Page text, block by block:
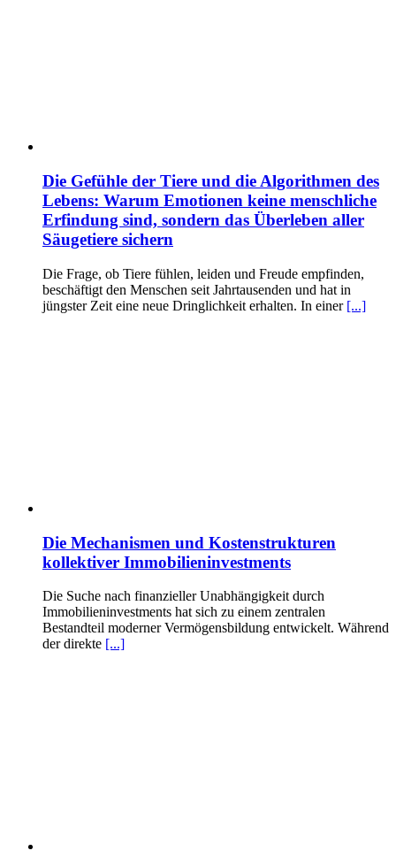
Die Gefühle der Tiere und die Algorithmen des
Lebens: Warum Emotionen keine menschliche
Erfindung sind, sondern das Überleben aller
Säugetiere sichern
Die Frage, ob Tiere fühlen, leiden und Freude empfinden,
beschäftigt den Menschen seit Jahrtausenden und hat in
jüngster Zeit eine neue Dringlichkeit erhalten. In einer [...]
Die Mechanismen und Kostenstrukturen
kollektiver Immobilieninvestments
Die Suche nach finanzieller Unabhängigkeit durch
Immobilieninvestments hat sich zu einem zentralen
Bestandteil moderner Vermögensbildung entwickelt. Während
der direkte [...]